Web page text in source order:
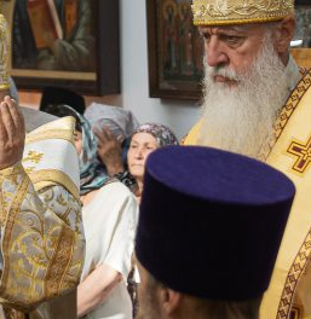
Кубанской